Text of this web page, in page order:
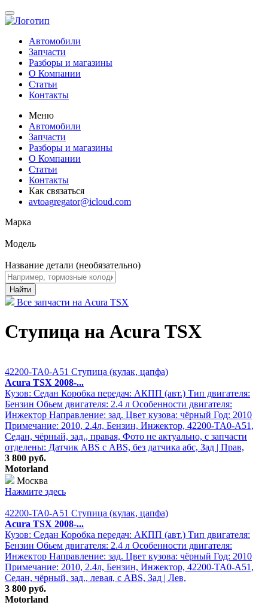
Автомобили
Запчасти
Разборы и магазины
О Компании
Статьи
Контакты
Меню
Автомобили
Запчасти
Разборы и магазины
О Компании
Статьи
Контакты
Как связаться
avtoagregator@icloud.com
Марка
Модель
Название детали (необязательно)
Найти
Все запчасти на Acura TSX
Ступица на Acura TSX
42200-TA0-A51 Ступица (кулак, цапфа)
Acura TSX 2008-...
Кузов: Седан Коробка передач: АКПП (авт.) Тип двигателя:
Бензин Обьем двигателя: 2.4 л Особенности двигателя:
Инжектор Направление: зад. Цвет кузова: чёрный Год: 2010
Примечание: 2010, 2.4л, Бензин, Инжектор, 42200-TA0-A51,
Седан, чёрный, зад., правая, Фото не актуально, с запчасти
отделены: Датчик ABS с ABS, без датчика абс, Зад | Прав,
3 800 руб.
Motorland
Москва
Нажмите здесь
42200-TA0-A51 Ступица (кулак, цапфа)
Acura TSX 2008-...
Кузов: Седан Коробка передач: АКПП (авт.) Тип двигателя:
Бензин Обьем двигателя: 2.4 л Особенности двигателя:
Инжектор Направление: зад. Цвет кузова: чёрный Год: 2010
Примечание: 2010, 2.4л, Бензин, Инжектор, 42200-TA0-A51,
Седан, чёрный, зад., левая, с ABS, Зад | Лев,
3 800 руб.
Motorland